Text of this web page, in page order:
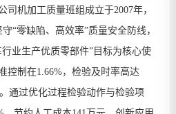
司机加工质量班组 成立于2007年，
“零缺陷、高效率”质量安全防线，
业生产优质零部件”目标为核心使
控制在1.66%， 检验及时率高达
通过优化过程检验动作与检验项